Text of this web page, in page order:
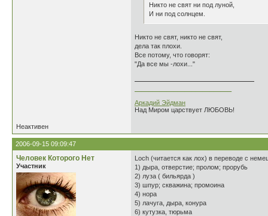
Никто не свят ни под луной,
И ни под солнцем.
Никто не свят, никто не свят,
дела так плохи.
Все потому, что говорят:
"Да все мы -лохи..."
Аркадий Эйдман
Над Миром царствует ЛЮБОВЬ!
Неактивен
2006-09-15 09:09:47
Человек Которого Нет
Участник
Loch (читается как лох) в переводе с
1) дыра, отверстие; пролом; прорубь
2) луза ( бильярда )
3) шпур; скважина; промоина
4) нора
5) лачуга, дыра, конура
6) кутузка, тюрьма